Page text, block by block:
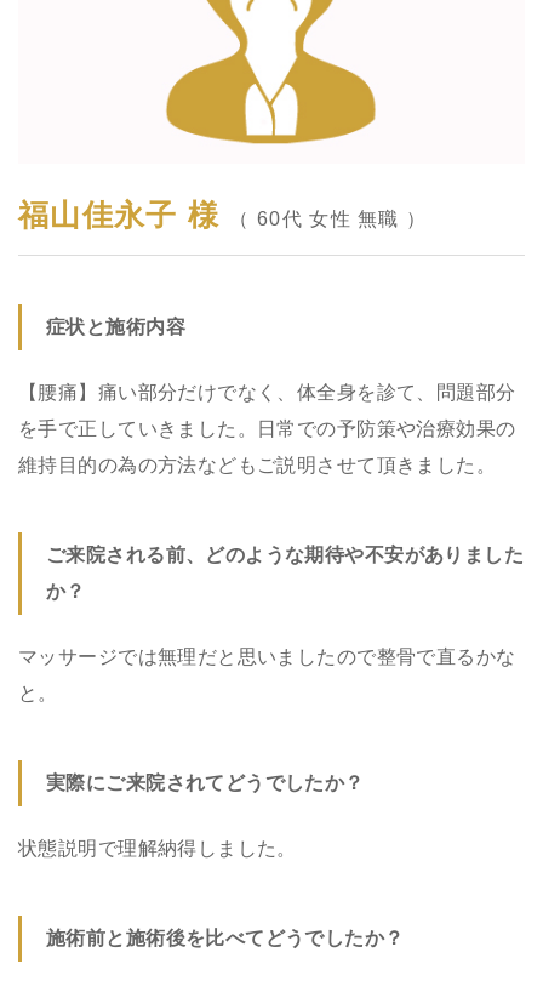
福山佳永子 様 （ 60代 女性 無職 ）
症状と施術内容
【腰痛】痛い部分だけでなく、体全身を診て、問題部分
を手で正していきました。日常での予防策や治療効果の
維持目的の為の方法などもご説明させて頂きました。
ご来院される前、どのような期待や不安がありました
か？
マッサージでは無理だと思いましたので整骨で直るかな
と。
実際にご来院されてどうでしたか？
状態説明で理解納得しました。
施術前と施術後を比べてどうでしたか？